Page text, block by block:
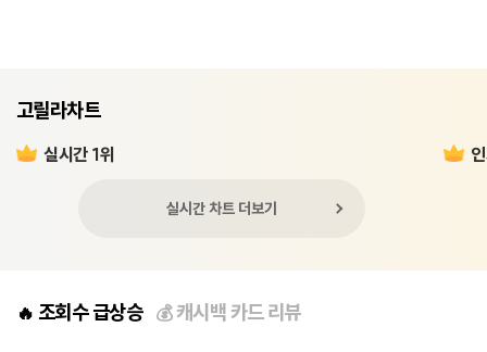
고릴라차트
실시간 1위
실시간 차트 더보기
🔥 조회수 급상승 💰캐시백 카드 리뷰